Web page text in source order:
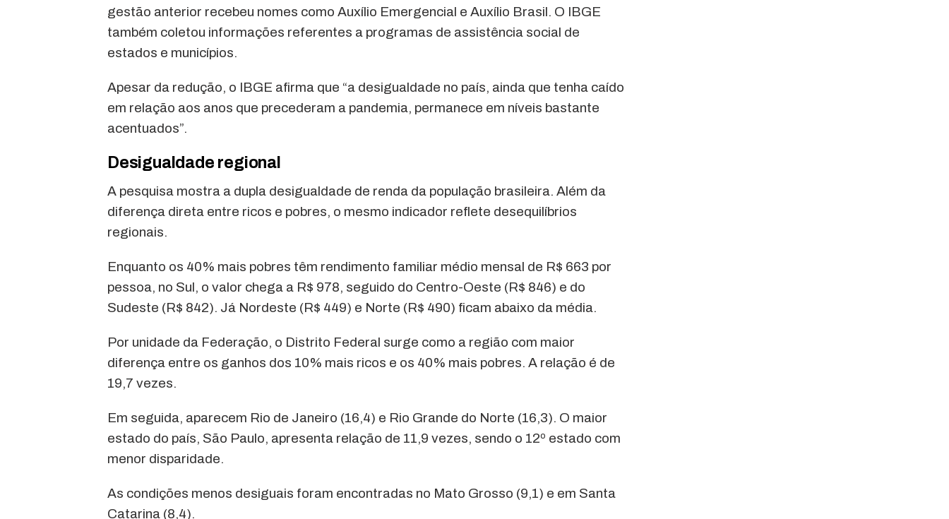
gestão anterior recebeu nomes como Auxílio Emergencial e Auxílio Brasil. O IBGE
também coletou informações referentes a programas de assistência social de
estados e municípios.
Apesar da redução, o IBGE afirma que “a desigualdade no país, ainda que tenha caído
em relação aos anos que precederam a pandemia, permanece em níveis bastante
acentuados”.
Desigualdade regional
A pesquisa mostra a dupla desigualdade de renda da população brasileira. Além da
diferença direta entre ricos e pobres, o mesmo indicador reflete desequilíbrios
regionais.
Enquanto os 40% mais pobres têm rendimento familiar médio mensal de R$ 663 por
pessoa, no Sul, o valor chega a R$ 978, seguido do Centro-Oeste (R$ 846) e do
Sudeste (R$ 842). Já Nordeste (R$ 449) e Norte (R$ 490) ficam abaixo da média.
Por unidade da Federação, o Distrito Federal surge como a região com maior
diferença entre os ganhos dos 10% mais ricos e os 40% mais pobres. A relação é de
19,7 vezes.
Em seguida, aparecem Rio de Janeiro (16,4) e Rio Grande do Norte (16,3). O maior
estado do país, São Paulo, apresenta relação de 11,9 vezes, sendo o 12º estado com
menor disparidade.
As condições menos desiguais foram encontradas no Mato Grosso (9,1) e em Santa
Catarina (8,4).